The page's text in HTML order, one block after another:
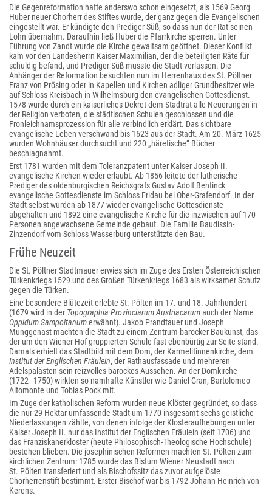
Die Gegenreformation hatte anderswo schon eingesetzt, als 1569 Georg
Huber neuer Chorherr des Stiftes wurde, der ganz gegen die Evangelischen
eingestellt war. Er kündigte den Prediger Süß, so dass nun der Rat seinen
Lohn übernahm. Daraufhin ließ Huber die Pfarrkirche sperren. Unter
Führung von Zandt wurde die Kirche gewaltsam geöffnet. Dieser Konflikt
kam vor den Landesherrn Kaiser Maximilian, der die beteiligten Räte für
schuldig befand, und Prediger Süß musste die Stadt verlassen. Die
Anhänger der Reformation besuchten nun im Herrenhaus des St. Pöltner
Franz von Prösing oder in Kapellen und Kirchen adliger Grundbesitzer wie
auf Schloss Kreisbach in Wilhelmsburg den evangelischen Gottesdienst.
1578 wurde durch ein kaiserliches Dekret dem Stadtrat alle Neuerungen in
der Religion verboten, die städtischen Schulen geschlossen und die
Fronleichnamsprozession für alle verbindlich erklärt. Das sichtbare
evangelische Leben verschwand bis 1623 aus der Stadt. Am 20. März 1625
wurden Wohnhäuser durchsucht und 220 „häretische“ Bücher
beschlagnahmt.
Erst 1781 wurden mit dem Toleranzpatent unter Kaiser Joseph II.
evangelische Kirchen wieder erlaubt. Ab 1856 leitete der lutherische
Prediger des oldenburgischen Reichsgrafs Gustav Adolf Bentinck
evangelische Gottesdienste im Schloss Fridau bei Ober-Grafendorf. In der
Stadt selbst wurden ab 1877 wieder evangelische Gottesdienste
abgehalten und 1892 eine evangelische Kirche für die inzwischen auf 170
Personen angewachsene Gemeinde gebaut. Die Familie Baudissin-
Zinzendorf vom Schloss Wasserburg unterstützte den Bau.
Frühe Neuzeit
Die St. Pöltner Stadtmauer erwies sich im Zuge des Ersten Österreichischen
Türkenkriegs 1529 und des Großen Türkenkriegs 1683 als wirksamer Schutz
gegen die Türken.
Eine besondere Blütezeit erlebte St. Pölten im 17. und 18. Jahrhundert
(1679 wird in der Topographia Provinciarum Austriacarumauch der Name
Oppidum Sampoltanumerwähnt). Jakob Prandtauer und Joseph
Munggenast machten die Stadt zu einem Zentrum barocker Baukunst, das
der um den Wiener Hof gruppierten Schule fast ebenbürtig zur Seite stand.
Damals erhielt das Stadtbild mit dem Dom, der Karmelitinnenkirche, dem
Institut der Englischen Fräulein, der Rathausfassade und mehreren
Adelspalästen sein reizvolles barockes Aussehen. An der Domkirche
(1722–1750) wirkten so namhafte Künstler wie Daniel Gran, Bartolomeo
Altomonte und Tobias Pock mit.
Im Zuge der katholischen Reform wurden neue Klöster gegründet, so dass
die nur 29 Hektar umfassende Stadt um 1770 insgesamt sechs geistliche
Niederlassungen zählte, von denen infolge der Klosteraufhebungen unter
Kaiser Joseph II. nur das Institut der Englischen Fräulein (seit 1706) und
das Franziskanerkloster (heute Philosophisch-Theologische Hochschule)
bestehen blieben. Die josephinischen Reformen machten St. Pölten zum
kirchlichen Zentrum: 1785 wurde das Bistum Wiener Neustadt nach
St. Pölten transferiert und als Bischofssitz das zuvor aufgelöste
Chorherrenstift bestimmt. Erster Bischof war bis 1792 Johann Heinrich von
Kerens.